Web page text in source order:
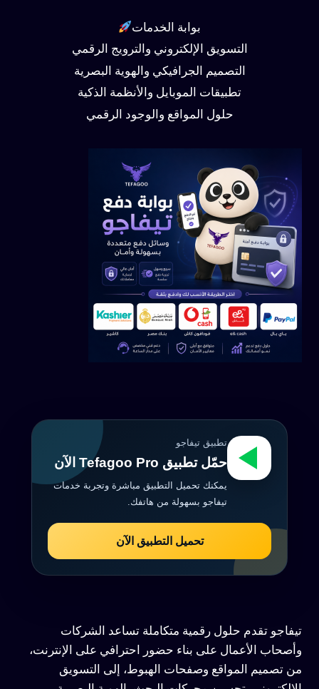
بوابة الخدمات
التسويق الإلكتروني والترويج الرقمي
التصميم الجرافيكي والهوية البصرية
تطبيقات الموبايل والأنظمة الذكية
حلول المواقع والوجود الرقمي
تطبيق تيفاجو
حمّل تطبيق Tefagoo Pro الآن
يمكنك تحميل التطبيق مباشرة وتجربة خدمات
تيفاجو بسهولة من هاتفك.
تحميل التطبيق الآن
تيفاجو تقدم حلول رقمية متكاملة تساعد الشركات
وأصحاب الأعمال على بناء حضور احترافي على الإنترنت،
من تصميم المواقع وصفحات الهبوط، إلى التسويق